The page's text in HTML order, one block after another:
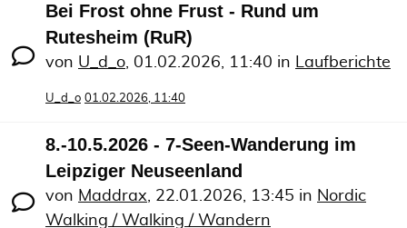
Bei Frost ohne Frust - Rund um
Rutesheim (RuR)
von U_d_o, 01.02.2026, 11:40 in Laufberichte
U_d_o 01.02.2026, 11:40
8.-10.5.2026 - 7-Seen-Wanderung im
Leipziger Neuseenland
von Maddrax, 22.01.2026, 13:45 in Nordic
Walking / Walking / Wandern